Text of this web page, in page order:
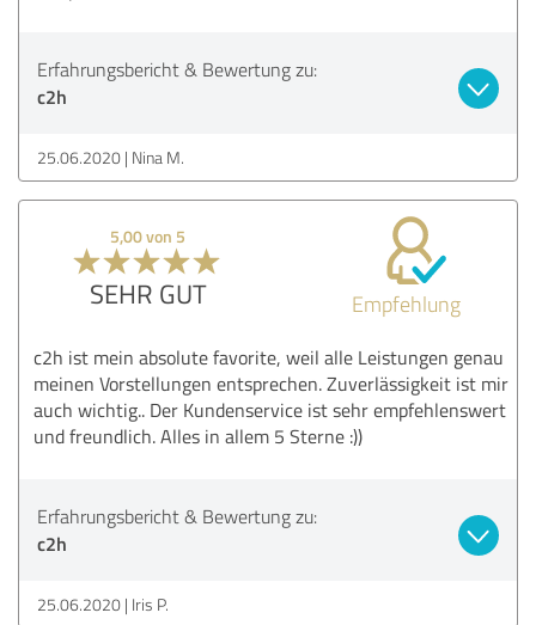
Erfahrungsbericht & Bewertung zu:
c2h
25.06.2020 Nina M.
5,00 von 5
SEHR GUT Empfehlung
c2h ist mein absolute favorite, weil alle Leistungen genau
meinen Vorstellungen entsprechen. Zuverlässigkeit ist mir
auch wichtig.. Der Kundenservice ist sehr empfehlenswert
und freundlich. Alles in allem 5 Sterne :))
Erfahrungsbericht & Bewertung zu:
c2h
25.06.2020 Iris P.